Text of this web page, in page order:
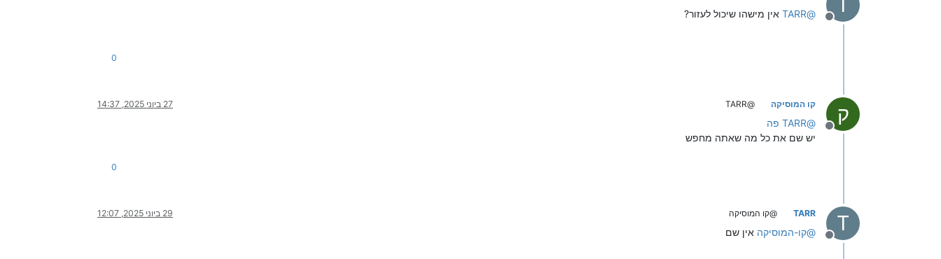
מנותק
@
TARR אין מישהו שיכול לעזור?
0
ק
מנותק
קו המוסיקה @TARR 27 ביוני 2025, 14:37
@
TARR פה
יש שם את כל מה שאתה מחפש
0
T
מנותק
TARR @קו המוסיקה 29 ביוני 2025, 12:07
@קו-המוסיקה אין שם